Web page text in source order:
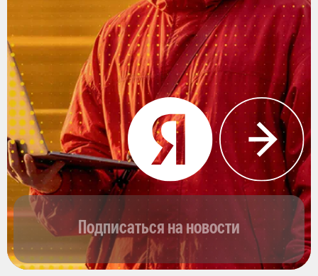
Подписаться на новости